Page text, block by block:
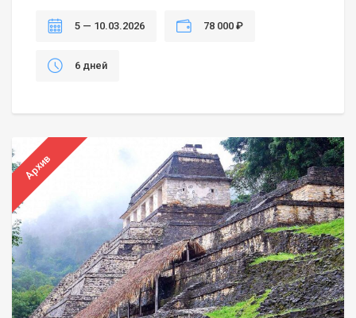
5 — 10.03.2026 78 000 ₽
6 дней
Архив